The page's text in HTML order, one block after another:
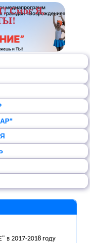
Смог Я,
2017-2018 году